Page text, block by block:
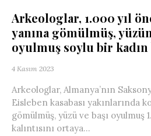
Arkeologlar, 1.000 yıl
yanına gömülmüş,
oyulmuş soylu bir
4 Kasım 2023
Arkeologlar, Almanya’nın
Eisleben kasabası yakınlarında
gömülmüş, yüzü ve başı oyulmuş
kalıntısını ortaya...